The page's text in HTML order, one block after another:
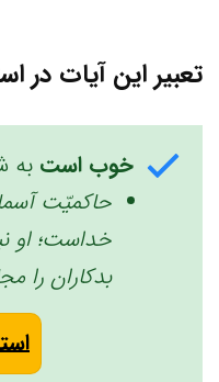
تعبیر این آیات در
خوب است به
حاکمیّت
خداست؛ او
بدکاران را